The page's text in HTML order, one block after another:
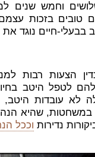
טובים בזכות
בבעלי-חיים
הצעות רבות
להם לטפל היטב
לא עובדות
שהיא
וככל